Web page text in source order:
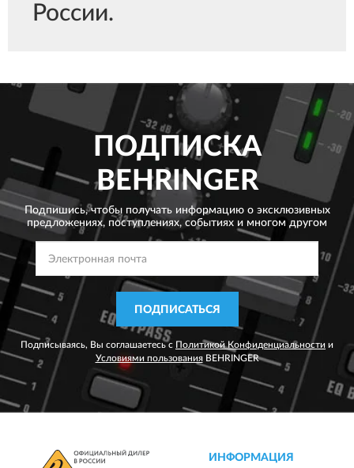
России.
ПОДПИСКА
BEHRINGER
Подпишись, чтобы получать информацию о эксклюзивных
предложениях, поступлениях, событиях и многом другом
ПОДПИСАТЬСЯ
Подписываясь, Вы соглашаетесь с Политикой Конфиденциальности и
Условиями пользованияBEHRINGER
ИНФОРМАЦИЯ